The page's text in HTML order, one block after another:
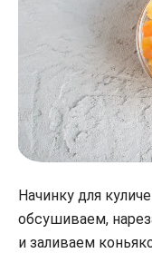
Начинку для
обсушиваем,
и заливаем